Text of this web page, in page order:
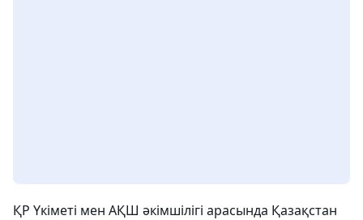
ҚР Үкіметі мен АҚШ әкімшілігі арасында Қазақстан